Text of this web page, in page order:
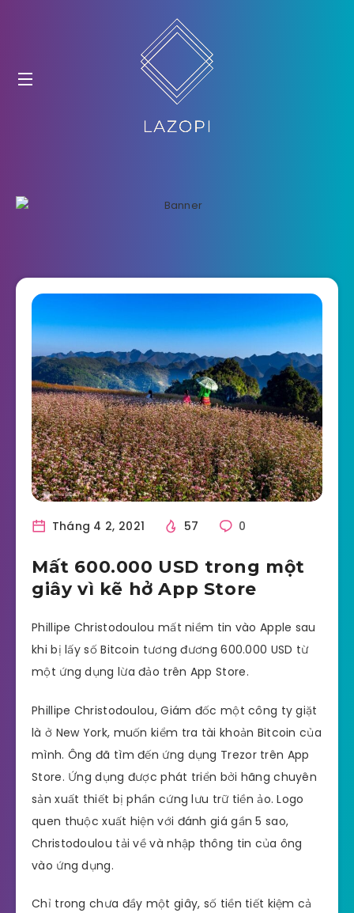
Tháng 4 2, 2021 57 0
Mất 600.000 USD trong một
giây vì kẽ hở App Store
Phillipe Christodoulou mất niềm tin vào Apple sau
khi bị lấy số Bitcoin tương đương 600.000 USD từ
một ứng dụng lừa đảo trên App Store.
Phillipe Christodoulou, Giám đốc một công ty giặt
là ở New York, muốn kiểm tra tài khoản Bitcoin của
mình. Ông đã tìm đến ứng dụng Trezor trên App
Store. Ứng dụng được phát triển bởi hãng chuyên
sản xuất thiết bị phần cứng lưu trữ tiền ảo. Logo
quen thuộc xuất hiện với đánh giá gần 5 sao,
Christodoulou tải về và nhập thông tin của ông
vào ứng dụng.
Chỉ trong chưa đầy một giây, số tiền tiết kiệm cả